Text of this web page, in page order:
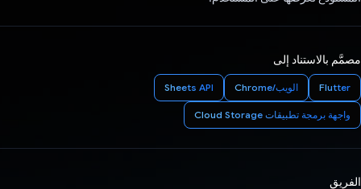
مصمَّم بالاستناد إلى
Flutter الويب/Chrome Sheets API
واجهة برمجة تطبيقات Cloud Storage
الفريق